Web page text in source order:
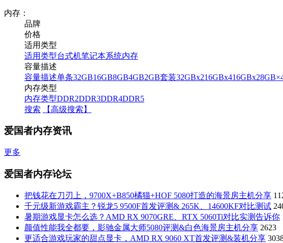
内存：
品牌
价格
适用类型
适用类型台式机笔记本系统内存
容量描述
容量描述单条32GB16GB8GB4GB2GB套装32GBx216GBx416GBx2
内存类型
内存类型DDR2DDR3DDR4DDR5
搜索
【高级搜索】
爱国者内存资讯
更多
爱国者内存论坛
把钱花在刀刃上，9700X+B850橘猫+HOF 5080打造的海景房主机分享
千元级新游戏霸主？锐龙5 9500F首发评测& 265K、14600KF对比测试
暑期游戏显卡怎么选？AMD RX 9070GRE、RTX 5060Ti对比实测告诉你
颜值性能我全都要，影驰金属大师5080评测&白色海景房主机分享 2623
更适合游戏玩家的甜点显卡，AMD RX 9060 XT首发评测&装机分享